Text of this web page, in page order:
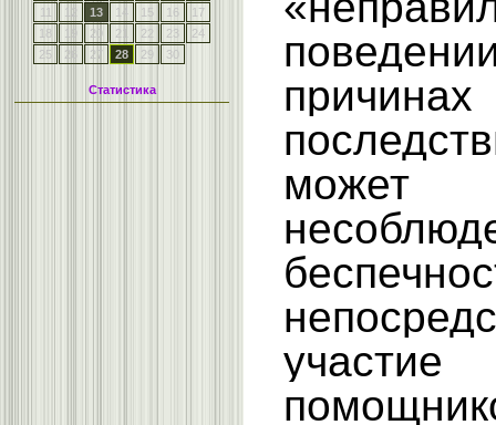
11
12 13 14 15 16
17
18
19 20 21 22 23
24
25
26 27 28 29 30
Статистика
может